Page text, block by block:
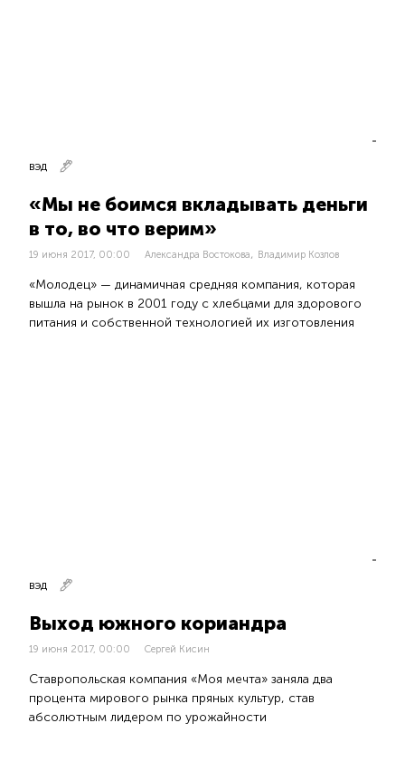
ВЭД
«Мы не боимся вкладывать деньги
в то, во что верим»
19 июня 2017, 00:00 Александра Востокова, Владимир Козлов
«Молодец» — динамичная средняя компания, которая
вышла на рынок в 2001 году с хлебцами для здорового
питания и собственной технологией их изготовления
ВЭД
Выход южного кориандра
19 июня 2017, 00:00 Сергей Кисин
Ставропольская компания «Моя мечта» заняла два
процента мирового рынка пряных культур, став
абсолютным лидером по урожайности